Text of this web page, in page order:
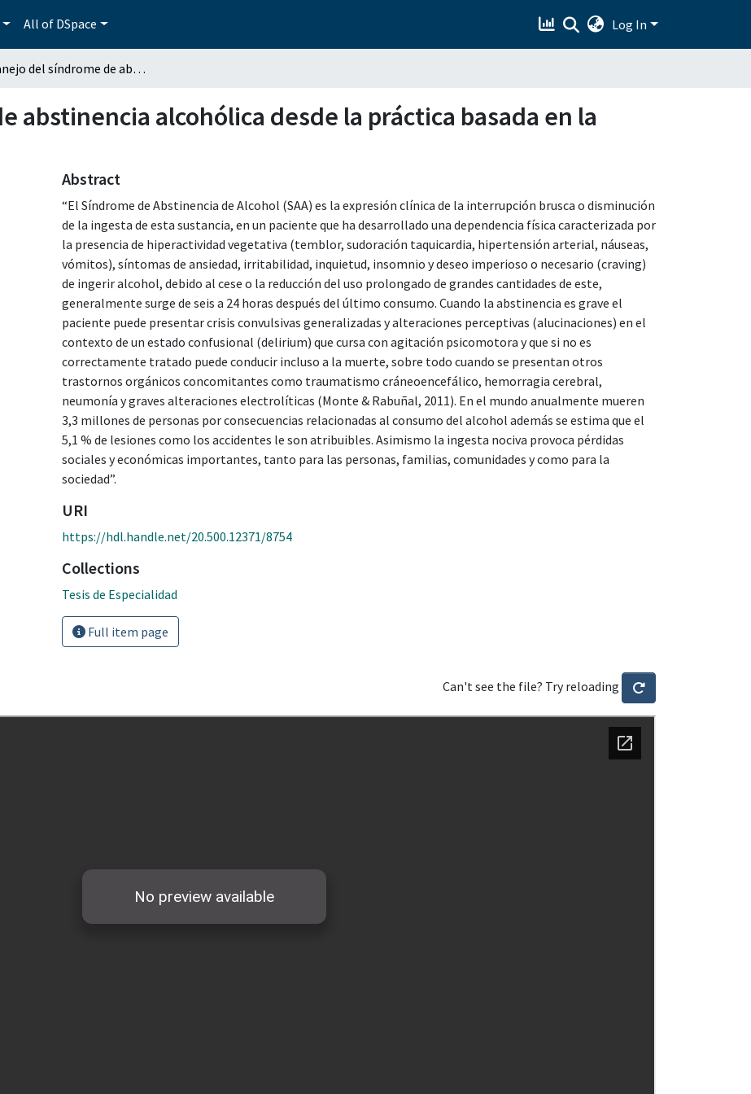
All of DSpace Log In
Manejo del síndrome de abstinencia alcohólica desde la práctica basada en la evidencia
abstinencia alcohólica desde la práctica basada en la
Abstract
“El Síndrome de Abstinencia de Alcohol (SAA) es la expresión clínica de la interrupción brusca o disminución
de la ingesta de esta sustancia, en un paciente que ha desarrollado una dependencia física caracterizada por
la presencia de hiperactividad vegetativa (temblor, sudoración taquicardia, hipertensión arterial, náuseas,
vómitos), síntomas de ansiedad, irritabilidad, inquietud, insomnio y deseo imperioso o necesario (craving)
de ingerir alcohol, debido al cese o la reducción del uso prolongado de grandes cantidades de este,
generalmente surge de seis a 24 horas después del último consumo. Cuando la abstinencia es grave el
paciente puede presentar crisis convulsivas generalizadas y alteraciones perceptivas (alucinaciones) en el
contexto de un estado confusional (delirium) que cursa con agitación psicomotora y que si no es
correctamente tratado puede conducir incluso a la muerte, sobre todo cuando se presentan otros
trastornos orgánicos concomitantes como traumatismo cráneoencefálico, hemorragia cerebral,
neumonía y graves alteraciones electrolíticas (Monte & Rabuñal, 2011). En el mundo anualmente mueren
3,3 millones de personas por consecuencias relacionadas al consumo del alcohol además se estima que el
5,1 % de lesiones como los accidentes le son atribuibles. Asimismo la ingesta nociva provoca pérdidas
sociales y económicas importantes, tanto para las personas, familias, comunidades y como para la
sociedad”.
URI
https://hdl.handle.net/20.500.12371/8754
Collections
Tesis de Especialidad
Full item page
Can't see the file? Try reloading